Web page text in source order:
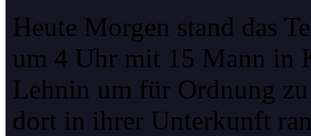
Heute Morgen stand das
um 4 Uhr mit 15 Mann in
Lehnin um für Ordnung
dort in ihrer Unterkunft